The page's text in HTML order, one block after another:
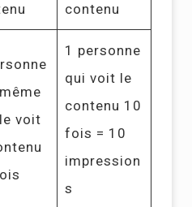
contenu
voit
1 personne
qui voit le
contenu 10
fois = 10
impression
s